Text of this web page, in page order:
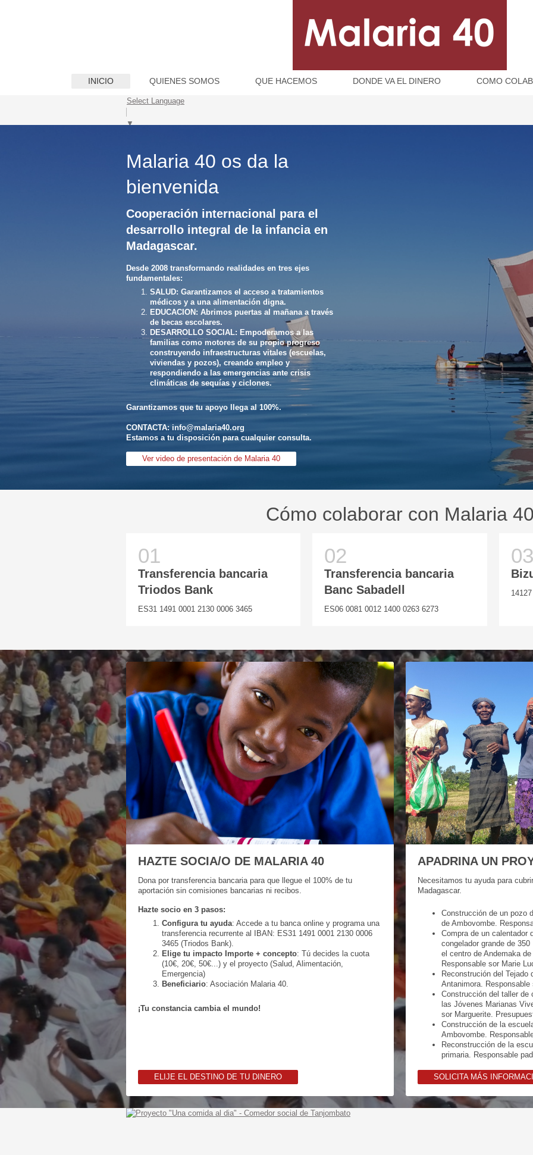
INICIO QUIENES SOMOS QUE HACEMOS DONDE VA EL DINERO COMO
Select Language
▼
Malaria 40 os da la
bienvenida
Cooperación internacional para el
desarrollo integral de la infancia en
Madagascar.
Desde 2008 transformando realidades en tres ejes
fundamentales:
SALUD: Garantizamos el acceso a tratamientos
médicos y a una alimentación digna.
EDUCACION: Abrimos puertas al mañana a través
de becas escolares.
DESARROLLO SOCIAL: Empoderamos a las
familias como motores de su propio progreso
construyendo infraestructuras vitales (escuelas,
viviendas y pozos), creando empleo y
respondiendo a las emergencias ante crisis
climáticas de sequías y ciclones.
Garantizamos que tu apoyo llega al 100%.
CONTACTA: info@malaria40.org
Estamos a tu disposición para cualquier consulta.
Ver video de presentación de Malaria 40
Cómo colaborar con Malaria
Transferencia bancaria
Triodos Bank
ES31 1491 0001 2130 0006 3465
Transferencia bancaria
Banc Sabadell
ES06 0081 0012 1400 0263 6273
14127
HAZTE SOCIA/O DE MALARIA 40
Dona por transferencia bancaria para que llegue el 100% de tu
aportación sin comisiones bancarias ni recibos.
Hazte socio en 3 pasos:
Configura tu ayuda: Accede a tu banca online y programa una
transferencia recurrente al IBAN: ES31 1491 0001 2130 0006
3465 (Triodos Bank).
Elige tu impacto Importe + concepto: Tú decides la cuota
(10€, 20€, 50€...) y el proyecto (Salud, Alimentación,
Emergencia)
Beneficiario: Asociación Malaria 40.
¡Tu constancia cambia el mundo!
ELIJE EL DESTINO DE TU DINERO
APADRINA UN
Necesitamos tu ayuda para
Madagascar.
Construcción de un pozo
de Ambovombe.
Compra de un calentador
congelador grande de
el centro de Andemaka
Responsable sor Marie
Reconstrución del Tejado
Antanimora.
Construcción del taller
las Jóvenes Marianas
sor Marguerite.
Construcción de la
Ambovombe.
Reconstrucción de la
primaria. Responsable
SOLICITA MÁS